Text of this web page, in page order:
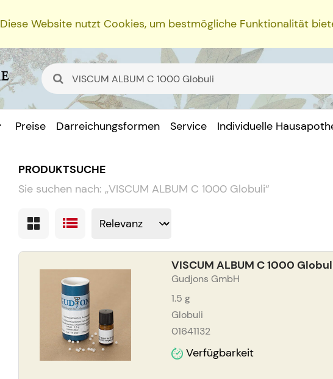
Diese Website nutzt Cookies, um bestmögliche Funktionalität
Preise Darreichungsformen Service Individuelle
PRODUKTSUCHE
Sie suchen nach: „VISCUM ALBUM C 1000 Globuli“
VISCUM ALBUM C 1000
Gudjons GmbH
1.5 g
Globuli
01641132
Verfügbarkeit